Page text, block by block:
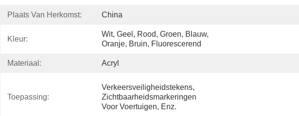
Plaats Van Herkomst: China
Kleur:
Wit, Geel, Rood, Groen, Blauw,
Oranje, Bruin, Fluorescerend
Materiaal: Acryl
Toepassing:
Verkeersveiligheidstekens,
Zichtbaarheidsmarkeringen
Voor Voertuigen, Enz.